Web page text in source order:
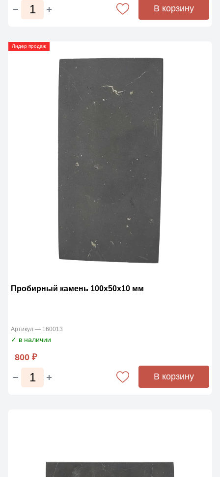
В корзину
Лидер продаж
Пробирный камень 100х50х10 мм
Артикул — 160013
✓ в наличии
800 ₽
В корзину